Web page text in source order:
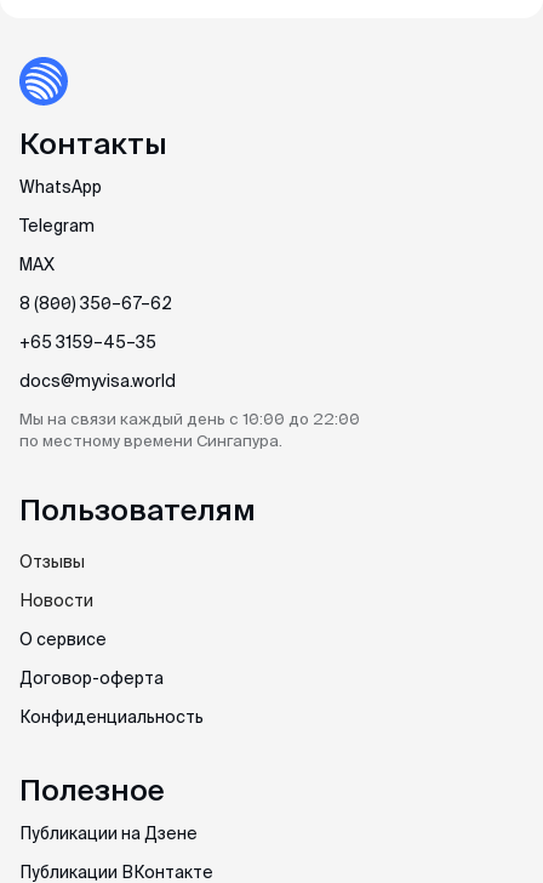
Контакты
WhatsApp
Telegram
MAX
8 (800) 350–67–62
+65 3159–45–35
docs@myvisa.world
Мы на связи каждый день с 10:00 до 22:00
по местному времени Сингапура.
Пользователям
Отзывы
Новости
О сервисе
Договор-оферта
Конфиденциальность
Полезное
Публикации на Дзене
Публикации ВКонтакте